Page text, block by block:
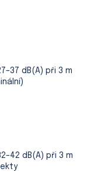
dB(A) při 3 m
dB(A) při 3 m